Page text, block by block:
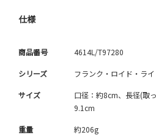
仕様
商品番号 4614L/T97280
シリーズ フランク・ロイド・ラ
サイズ
口径：約8cm、長径(取
9.1cm
重量 約206g